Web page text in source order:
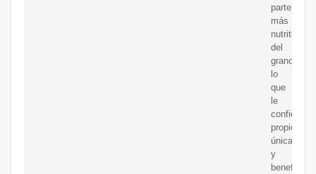
parte
más
nutritiva
del
grano,
lo
que
le
confiere
únicas
y